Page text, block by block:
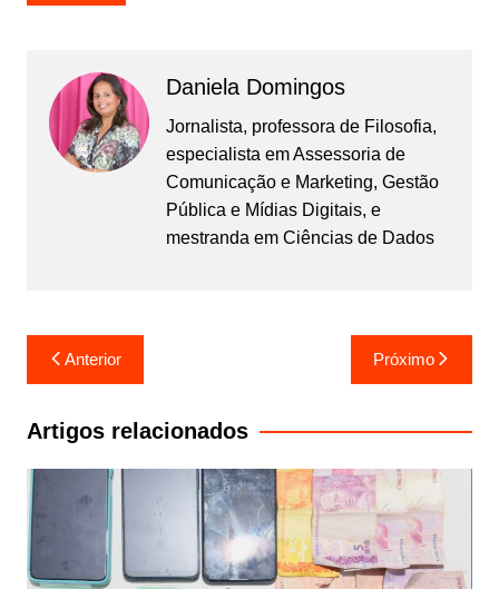
Daniela Domingos
Jornalista, professora de Filosofia,
especialista em Assessoria de
Comunicação e Marketing, Gestão
Pública e Mídias Digitais, e
mestranda em Ciências de Dados
Navegação
de
Post
Anterior Próximo
Artigos relacionados